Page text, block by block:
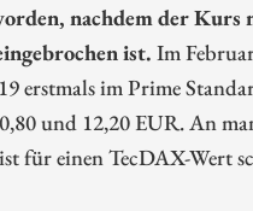
nachdem der Kurs
ist. Im
erstmals im Prime
und 12,20 EUR. An
für einen TecDAX-Wert